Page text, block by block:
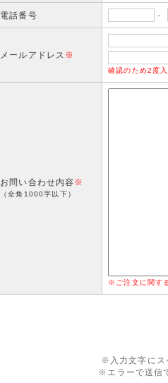
電話番号 -
メールアドレス ※
確認のため2度
お問い合わせ内容※
（全角1000字以下）
※ご注文に関す
※入力文字にス
※エラーで送信